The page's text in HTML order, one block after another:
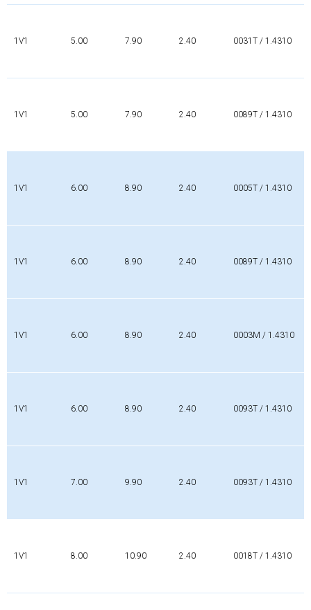
1V1 5.00 7.90 2.40 0031T / 1.4310
1V1 5.00 7.90 2.40 0089T / 1.4310
1V1 6.00 8.90 2.40 0005T / 1.4310
1V1 6.00 8.90 2.40 0089T / 1.4310
1V1 6.00 8.90 2.40 0003M / 1.4310
1V1 6.00 8.90 2.40 0093T / 1.4310
1V1 7.00 9.90 2.40 0093T / 1.4310
1V1 8.00 10.90 2.40 0018T / 1.4310